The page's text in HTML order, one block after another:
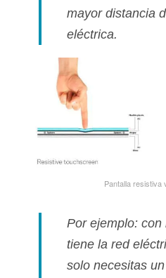
mayor distancia
eléctrica.
Pantalla resistiva
Por ejemplo: con
tiene la red
solo necesitas